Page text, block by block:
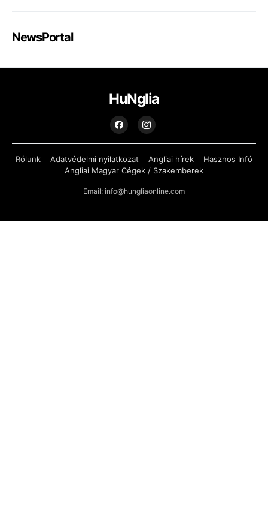
NewsPortal
HuNglia
Rólunk Adatvédelmi nyilatkozat Angliai hírek
Hasznos Infó
Angliai Magyar Cégek / Szakemberek
Email: info@hungliaonline.com